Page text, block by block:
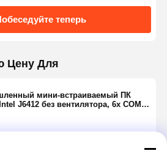
теперь
Цену Для
мини-встраиваемый ПК
J6412 без вентилятора, 6x COM